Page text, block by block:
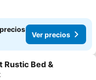
Ver precios
a favoritos
Rustic Bed &